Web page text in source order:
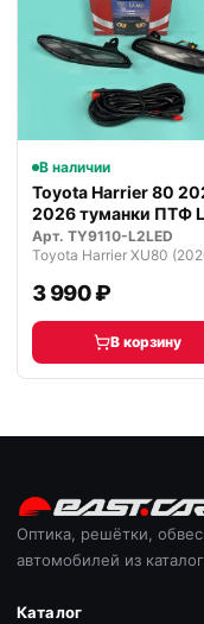
В наличии
Toyota Harrier 80
2026 туманки ПТФ
ДХО п…
Арт. TY9110-L2LED
3 990 ₽
В корзину
Оптика, решётки,
автомобилей из
Каталог